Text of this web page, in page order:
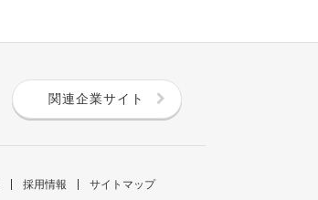
関連企業サイト
採用情報 サイトマップ